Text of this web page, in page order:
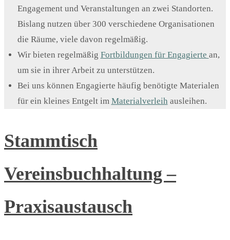
Engagement und Veranstaltungen an zwei Standorten.
Bislang nutzen über 300 verschiedene Organisationen
die Räume, viele davon regelmäßig.
Wir bieten regelmäßig Fortbildungen für Engagierte an,
um sie in ihrer Arbeit zu unterstützen.
Bei uns können Engagierte häufig benötigte Materialen
für ein kleines Entgelt im Materialverleih ausleihen.
Stammtisch
Vereinsbuchhaltung –
Praxisaustausch